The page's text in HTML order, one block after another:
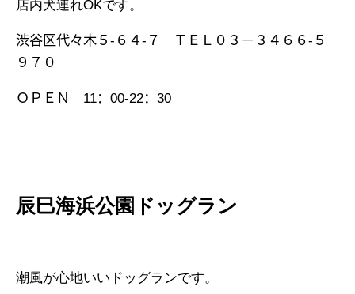
店内犬連れOKです。
渋谷区代々木５ - ６４- ７ ＴＥＬ０３－３４６６- ５
９７０
ＯＰＥＮ 11： 00-22： 30
辰巳海浜公園ドッグラン
潮風が心地いいドッグランです。